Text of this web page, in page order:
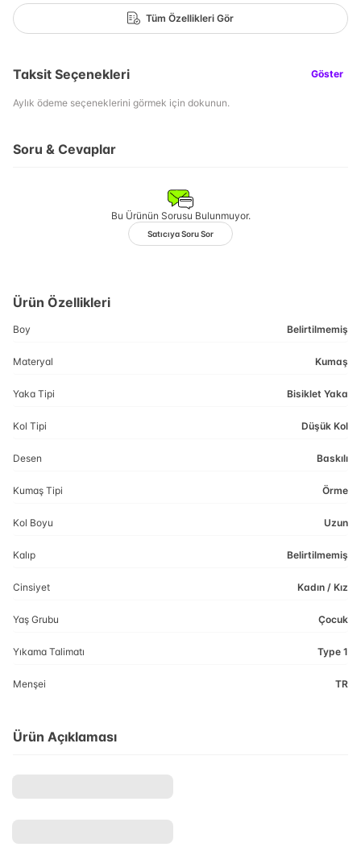
Tüm Özellikleri Gör
Taksit Seçenekleri Göster
Aylık ödeme seçeneklerini görmek için dokunun.
Soru & Cevaplar
Bu Ürünün Sorusu Bulunmuyor.
Satıcıya Soru Sor
Ürün Özellikleri
Boy Belirtilmemiş
Materyal Kumaş
Yaka Tipi Bisiklet Yaka
Kol Tipi Düşük Kol
Desen Baskılı
Kumaş Tipi Örme
Kol Boyu Uzun
Kalıp Belirtilmemiş
Cinsiyet Kadın / Kız
Yaş Grubu Çocuk
Yıkama Talimatı Type 1
Menşei TR
Ürün Açıklaması